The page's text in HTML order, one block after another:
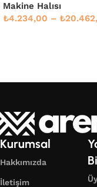
Makine Halısı
₺4.234,00 –₺
Kurumsal
Hakkımızda
İletişim